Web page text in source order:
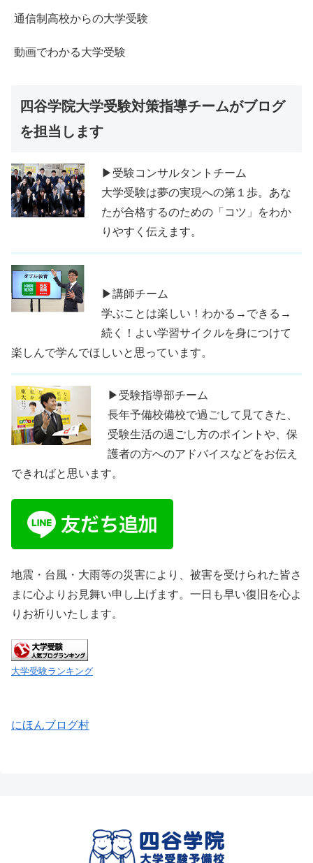
通信制高校からの大学受験
動画でわかる大学受験
四谷学院大学受験対策指導チームがブログ
を担当します
▶受験コンサルタントチーム
大学受験は夢の実現への第１歩。あな
たが合格するのための「コツ」をわか
りやすく伝えます。
▶講師チーム
学ぶことは楽しい！わかる→できる→
続く！よい学習サイクルを身につけて
楽しんで学んでほしいと思っています。
▶受験指導部チーム
長年予備校備校で過ごして見てきた、
受験生活の過ごし方のポイントや、保
護者の方へのアドバイスなどをお伝え
できればと思います。
地震・台風・大雨等の災害により、被害を受けられた皆さ
まに心よりお見舞い申し上げます。一日も早い復旧を心よ
りお祈りいたします。
大学受験ランキング
にほんブログ村